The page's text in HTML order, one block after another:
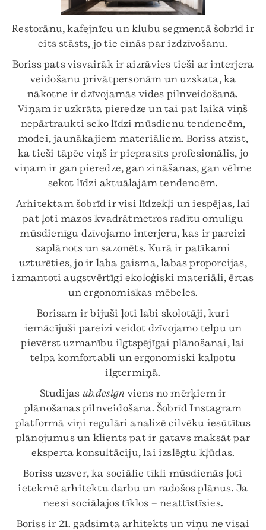
Restorānu, kafejnīcu un klubu segmentā šobrīd ir
cits stāsts, jo tie cīnās par izdzīvošanu.
Boriss pats visvairāk ir aizrāvies tieši ar interjera
veidošanu privātpersonām un uzskata, ka
nākotne ir dzīvojamās vides pilnveidošanā.
Viņam ir uzkrāta pieredze un tai pat laikā viņš
nepārtraukti seko līdzi mūsdienu tendencēm,
modei, jaunākajiem materiāliem. Boriss atzīst,
ka tieši tāpēc viņš ir pieprasīts profesionālis, jo
viņam ir gan pieredze, gan zināšanas, gan vēlme
sekot līdzi aktuālajām tendencēm.
Arhitektam šobrīd ir visi līdzekļi un iespējas, lai
pat ļoti mazos kvadrātmetros radītu omulīgu
mūsdienīgu dzīvojamo interjeru, kas ir pareizi
saplānots un sazonēts. Kurā ir patīkami
uzturēties, jo ir laba gaisma, labas proporcijas,
izmantoti augstvērtīgi ekoloģiski materiāli, ērtas
un ergonomiskas mēbeles.
Borisam ir bijuši ļoti labi skolotāji, kuri
iemācījuši pareizi veidot dzīvojamo telpu un
pievērst uzmanību ilgtspējīgai plānošanai, lai
telpa komfortabli un ergonomiski kalpotu
ilgtermiņā.
Studijas ub.design viens no mērķiem ir
plānošanas pilnveidošana. Šobrīd Instagram
platformā viņi regulāri analizē cilvēku iesūtītus
plānojumus un klients pat ir gatavs maksāt par
eksperta konsultāciju, lai izslēgtu kļūdas.
Boriss uzsver, ka sociālie tīkli mūsdienās ļoti
ietekmē arhitektu darbu un radošos plānus. Ja
neesi sociālajos tīklos – neattīstīsies.
Boriss ir 21. gadsimta arhitekts un viņu ne visai